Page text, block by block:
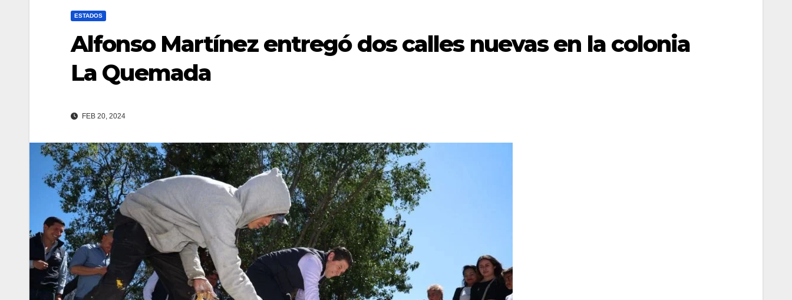
ESTADOS
Alfonso Martínez entregó dos calles nuevas en la colonia
La Quemada
FEB 20, 2024